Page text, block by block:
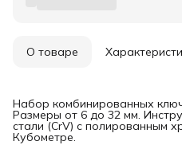
О товаре
Набор комбинированных
Размеры от 6 до 32 мм.
стали (CrV) с полированным
Кубометре.